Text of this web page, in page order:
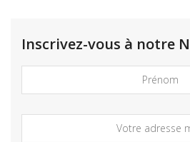
Inscrivez-vous à notre